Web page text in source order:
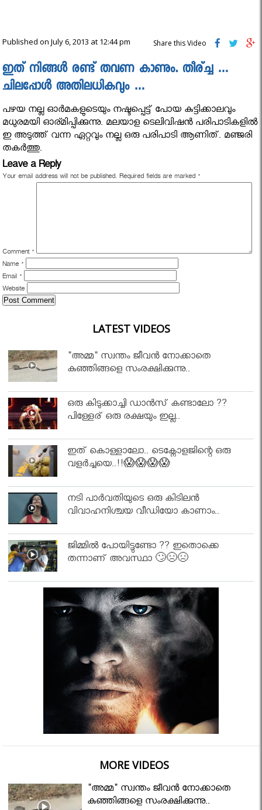
Published on July 6, 2013 at 12:44 pm Share this Video
ഇത് നിങ്ങൾ രണ്ട് തവണ കാണും. തീര്ച്ച …
ചിലപ്പോൾ അതിലധികവും …
പഴയ നല്ല ഓർമകളുടെയും നഷ്ടപ്പെട്ട് പോയ കുട്ടിക്കാലവും
മധുരമയി ഓര്മിപ്പിക്കുന്നു. മലയാള ടെലിവിഷൻ പരിപാടികളിൽ
ഇ അടുത്ത് വന്ന ഏറ്റവും നല്ല ഒരു പരിപാടി ആണിത്. മഞ്ജരി
തകർത്തു.
Leave a Reply
Your email address will not be published. Required fields are marked *
Comment *
Name *
Email *
Website
LATEST VIDEOS
"അമ്മ" സ്വന്തം ജീവൻ നോക്കാതെ
കുഞ്ഞിങ്ങളെ സംരക്ഷിക്കുന്നു..
ഒരു കിടുക്കാച്ചി ഡാൻസ് കണ്ടാലോ ??
പിള്ളേര് ഒരു രക്ഷയും ഇല്ല..
ഇത് കൊള്ളാലോ.. ടെക്നോളജിന്റെ ഒരു
വളർച്ചയെ..!!😱😱😱😱
നടി പാർവതിയുടെ ഒരു കിടിലൻ
വിവാഹനിശ്ചയ വീഡിയോ കാണാം..
ജിമ്മിൽ പോയിട്ടുണ്ടോ ?? ഇതൊക്കെ
തന്നാണ് അവസ്ഥാ 🙄😣😣
MORE VIDEOS
"അമ്മ" സ്വന്തം ജീവൻ നോക്കാതെ
കുഞ്ഞിങ്ങളെ സംരക്ഷിക്കുന്നു..